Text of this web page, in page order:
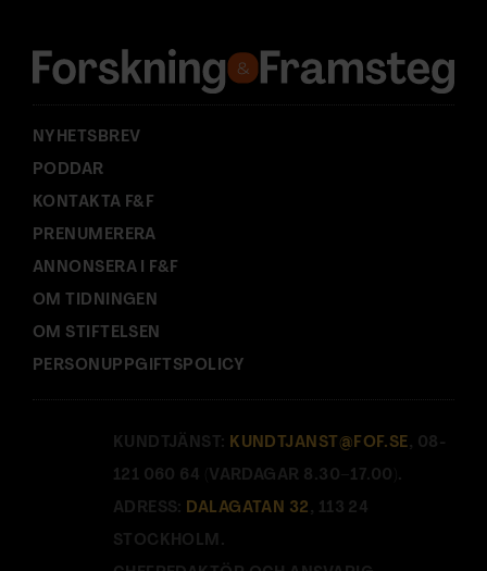
s
:
NYHETSBREV
PODDAR
KONTAKTA F&F
PRENUMERERA
ANNONSERA I F&F
OM TIDNINGEN
OM STIFTELSEN
PERSONUPPGIFTSPOLICY
KUNDTJÄNST: KUNDTJANST@FOF.SE , 08-
121 060 64 (VARDAGAR 8.30–17.00).
ADRESS: DALAGATAN 32 , 113 24
STOCKHOLM.